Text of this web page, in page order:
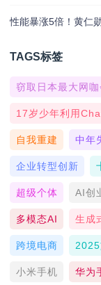
性能暴涨5倍！黄仁
TAGS标签
窃取日本最大网咖
17岁少年利用
自我重建 中年
企业转型创新
超级个体 AI创
多模态AI 生成
跨境电商
小米手机 华为